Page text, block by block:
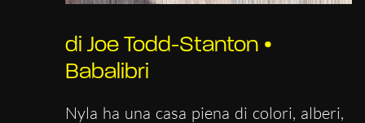
di Joe Todd-Stanton •
Babalibri
Nyla ha una casa piena di colori, alberi,